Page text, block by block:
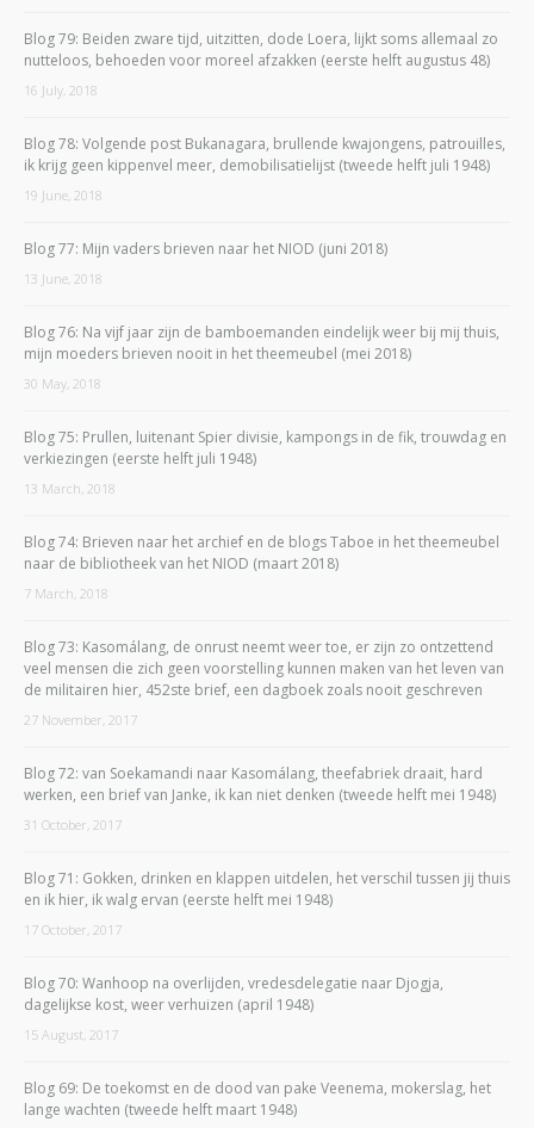
Blog 79: Beiden zware tijd, uitzitten, dode Loera, lijkt soms allemaal zo
nutteloos, behoeden voor moreel afzakken (eerste helft augustus 48)
16 July, 2018
Blog 78: Volgende post Bukanagara, brullende kwajongens, patrouilles,
ik krijg geen kippenvel meer, demobilisatielijst (tweede helft juli 1948)
19 June, 2018
Blog 77: Mijn vaders brieven naar het NIOD (juni 2018)
13 June, 2018
Blog 76: Na vijf jaar zijn de bamboemanden eindelijk weer bij mij thuis,
mijn moeders brieven nooit in het theemeubel (mei 2018)
30 May, 2018
Blog 75: Prullen, luitenant Spier divisie, kampongs in de fik, trouwdag en
verkiezingen (eerste helft juli 1948)
13 March, 2018
Blog 74: Brieven naar het archief en de blogs Taboe in het theemeubel
naar de bibliotheek van het NIOD (maart 2018)
7 March, 2018
Blog 73: Kasomálang, de onrust neemt weer toe, er zijn zo ontzettend
veel mensen die zich geen voorstelling kunnen maken van het leven van
de militairen hier, 452ste brief, een dagboek zoals nooit geschreven
27 November, 2017
Blog 72: van Soekamandi naar Kasomálang, theefabriek draait, hard
werken, een brief van Janke, ik kan niet denken (tweede helft mei 1948)
31 October, 2017
Blog 71: Gokken, drinken en klappen uitdelen, het verschil tussen jij thuis
en ik hier, ik walg ervan (eerste helft mei 1948)
17 October, 2017
Blog 70: Wanhoop na overlijden, vredesdelegatie naar Djogja,
dagelijkse kost, weer verhuizen (april 1948)
15 August, 2017
Blog 69: De toekomst en de dood van pake Veenema, mokerslag, het
lange wachten (tweede helft maart 1948)